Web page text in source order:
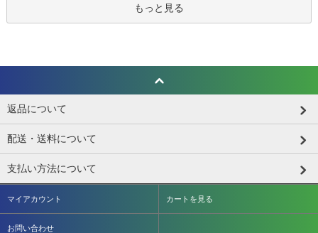
もっと見る
返品について
配送・送料について
支払い方法について
マイアカウント カートを見る
お問い合わせ